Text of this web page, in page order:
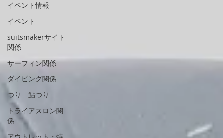
イベント情報
イベント
suitsmakerサイト
関係
サーフィン関係
ダイビング関係
つり 鮎つり
トライアスロン関
係